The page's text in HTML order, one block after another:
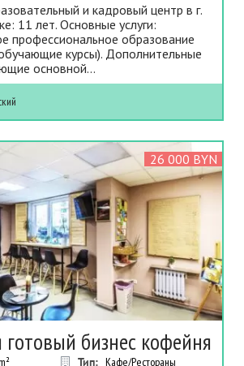
и кадровый центр в г.
11 лет. Основные услуги:
профессиональное образование
курсы). Дополнительные
основной...
26 000 BYN
готовый бизнес кофейня
Тип: Кафе/Рестораны